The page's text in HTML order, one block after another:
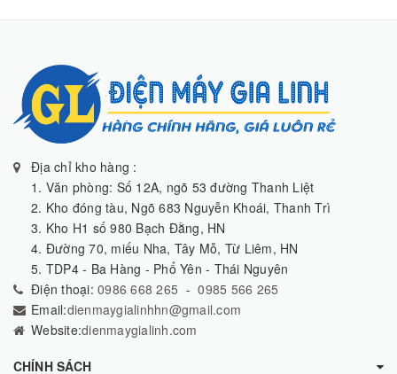
Địa chỉ kho hàng :
1. Văn phòng: Số 12A, ngõ 53 đường Thanh Liệt
2. Kho đóng tàu, Ngõ 683 Nguyễn Khoái, Thanh Trì
3. Kho H1 số 980 Bạch Đằng, HN
4. Đường 70, miếu Nha, Tây Mỗ, Từ Liêm, HN
5. TDP4 - Ba Hàng - Phổ Yên - Thái Nguyên
Điện thoại: 0986 668 265 -0985 566 265
Email:dienmaygialinhhn@gmail.com
Website:dienmaygialinh.com
CHÍNH SÁCH